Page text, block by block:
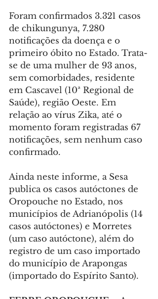
Foram confirmados 3.321 casos
de chikungunya, 7.280
notificações da doença e o
primeiro óbito no Estado. Trata-
se de uma mulher de 93 anos,
sem comorbidades, residente
em Cascavel (10ª Regional de
Saúde), região Oeste. Em
relação ao vírus Zika, até o
momento foram registradas 67
notificações, sem nenhum caso
confirmado.
Ainda neste informe, a Sesa
publica os casos autóctones de
Oropouche no Estado, nos
municípios de Adrianópolis (14
casos autóctones) e Morretes
(um caso autóctone), além do
registro de um caso importado
do município de Arapongas
(importado do Espírito Santo).